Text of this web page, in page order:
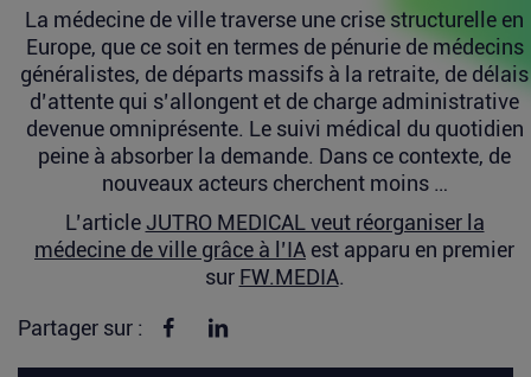
La médecine de ville traverse une crise structurelle en
Europe, que ce soit en termes de pénurie de médecins
généralistes, de départs massifs à la retraite, de délais
d’attente qui s’allongent et de charge administrative
devenue omniprésente. Le suivi médical du quotidien
peine à absorber la demande. Dans ce contexte, de
nouveaux acteurs cherchent moins …
L’articleJUTRO MEDICAL veut réorganiser la
médecine de ville grâce à l’IA est apparu en premier
sur FW.MEDIA.
Partager sur : Partager sur Facebook